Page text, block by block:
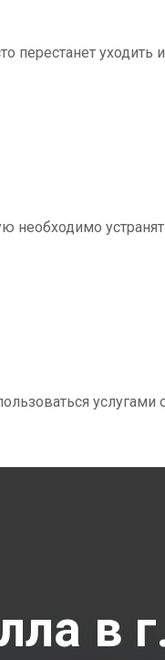
перестанет уходить
необходимо
услугами
в